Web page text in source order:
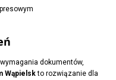
dokumentów,
Wąpielskto rozwiązanie dla